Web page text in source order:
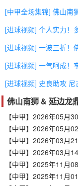
[中甲全场集锦] 佛山南
[进球视频] 个人实力！
[进球视频] 一波三折！
[进球视频] 一气呵成！
[进球视频] 史良助攻
佛山南狮 & 延边龙
【中甲】2026年05月
【中甲】2026年05月
【中甲】2026年03月
【中甲】2026年03月
【中甲】2025年11月
【中甲】2025年11月